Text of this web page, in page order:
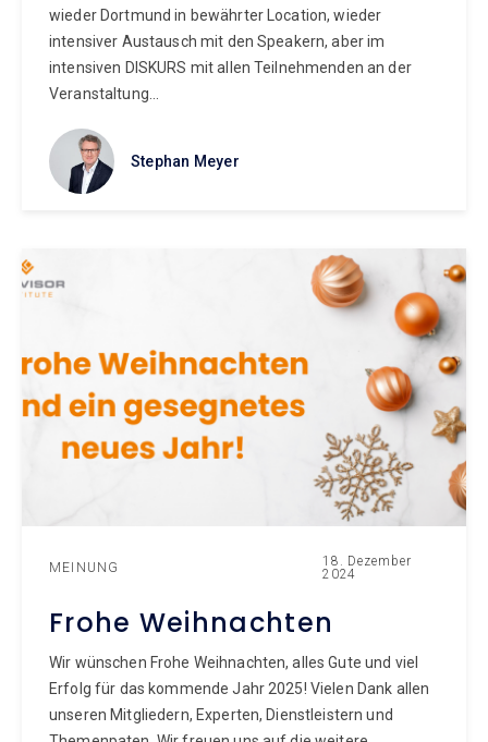
wieder Dortmund in bewährter Location, wieder
intensiver Austausch mit den Speakern, aber im
intensiven DISKURS mit allen Teilnehmenden an der
Veranstaltung...
Stephan Meyer
MEINUNG
18. Dezember
2024
Frohe Weihnachten
Wir wünschen Frohe Weihnachten, alles Gute und viel
Erfolg für das kommende Jahr 2025! Vielen Dank allen
unseren Mitgliedern, Experten, Dienstleistern und